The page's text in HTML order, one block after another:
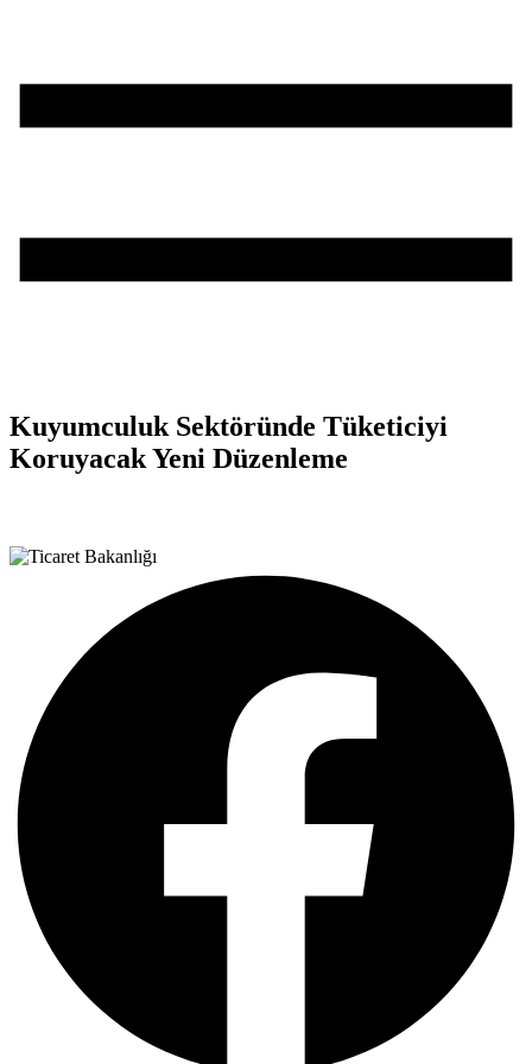
Kuyumculuk Sektöründe Tüketiciyi
Koruyacak Yeni Düzenleme